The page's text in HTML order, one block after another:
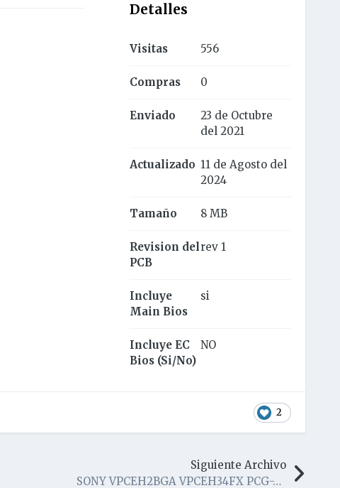
Detalles
Visitas 556
Compras 0
Enviado
23 de Octubre
del 2021
Actualizado 11 de Agosto del
2024
Tamaño 8 MB
Revision del
PCB
rev 1
Incluye
Main Bios
si
Incluye EC
Bios (Si/No)
NO
2
Siguiente Archivo
SONY VPCEH2BGA VPCEH34FX PCG-71913L MBX-247 DA0HK1MB6E0 HK1